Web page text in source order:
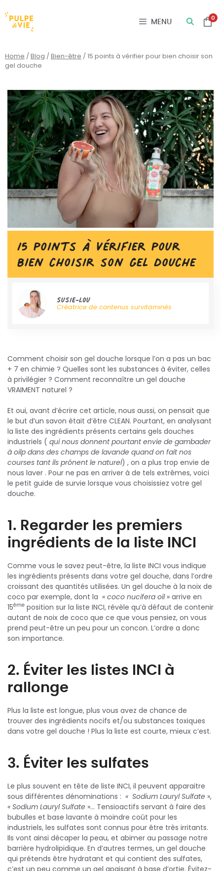
0
MENU
Home /Blog /Bien-être /15 points à vérifier pour bien choisir son
gel douche
15 points à vérifier pour
bien choisir son gel douche
Susie-Lou
Créatrice de contenus survitaminés
Comment choisir son gel douche lorsque l’on a pas un bac
+ 7 en chimie ? Quelles sont les substances à éviter, celles
à privilégier ? Comment reconnaître un gel douche
VRAIMENT naturel ?
Et oui, avant d’écrire cet article, nous aussi, on pensait que
le but d’un savon était d’être CLEAN. Pourtant, en analysant
la liste des ingrédients présents certains gels douches
industriels ( qui nous donnent pourtant envie de gambader
à oilp dans des champs de lavande quand on fait nos
courses tant ils prônent le naturel) , on a plus trop envie de
nous laver . Pour ne pas en arriver à de tels extrêmes, voici
le petit guide de survie lorsque vous choisissiez votre gel
douche.
1. Regarder les premiers
ingrédients de la liste INCI
Comme vous le savez peut-être, la liste INCI vous indique
les ingrédients présents dans votre gel douche, dans l’ordre
croissant des quantités utilisées. Un gel douche à la noix de
coco par exemple, dont la « coco nucifera oil » arrive en
15ème position sur la liste INCI, révèle qu’à défaut de contenir
autant de noix de coco que ce que vous pensiez, on vous
prend peut-être un peu pour un concon. L’ordre a donc
son importance.
2. Éviter les listes INCI à
rallonge
Plus la liste est longue, plus vous avez de chance de
trouver des ingrédients nocifs et/ou substances toxiques
dans votre gel douche ! Plus la liste est courte, mieux c’est.
3. Éviter les sulfates
Le plus souvent en tête de liste INCI, il peuvent apparaitre
sous différentes dénominations : « Sodium Lauryl Sulfate »,
« Sodium Lauryl Sulfate »… Tensioactifs servant à faire des
bubulles et base lavante à moindre coût pour les
industriels, les sulfates sont connus pour être très irritants.
Ils vont ainsi décaper la peau, et abimer au passage notre
barrière hydrolipidique. En d’autres termes, un gel douche
qui prétends être hydratant et qui contient des sulfates,